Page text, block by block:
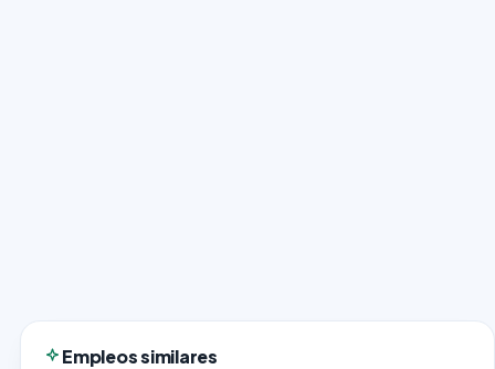
Empleos similares